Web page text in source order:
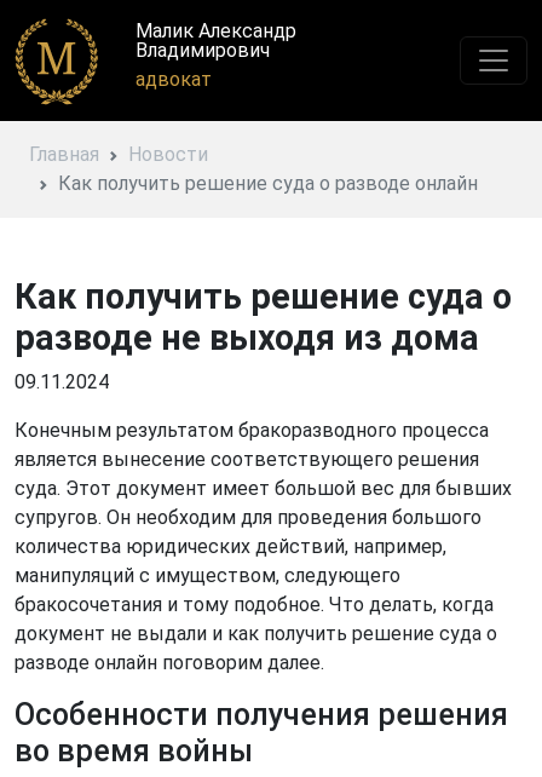
Малик Александр
Владимирович
адвокат
Главная
Новости
Как получить решение суда о разводе онлайн
Как получить решение суда о
разводе не выходя из дома
09.11.2024
Конечным результатом бракоразводного процесса
является вынесение соответствующего решения
суда. Этот документ имеет большой вес для бывших
супругов. Он необходим для проведения большого
количества юридических действий, например,
манипуляций с имуществом, следующего
бракосочетания и тому подобное. Что делать, когда
документ не выдали и как получить решение суда о
разводе онлайн поговорим далее.
Особенности получения решения
во время войны